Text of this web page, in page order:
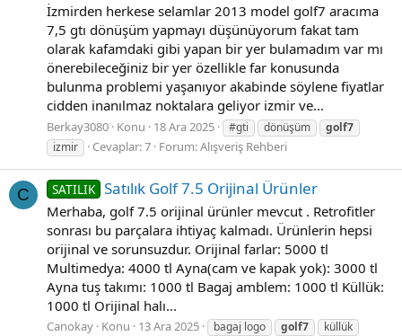
İzmirden herkese selamlar 2013 model golf7 aracıma
7,5 gtı dönüşüm yapmayı düşünüyorum fakat tam
olarak kafamdaki gibi yapan bir yer bulamadım var mı
önerebileceğiniz bir yer özellikle far konusunda
bulunma problemi yaşanıyor akabinde söylene fiyatlar
cidden inanılmaz noktalara geliyor izmir ve...
Berkay3080 Konu 18 Ara 2025 #gti dönüşüm
golf7
izmir
Cevaplar: 7 Forum:Alışveriş Rehberi
C SATILIK Satılık Golf 7.5 Orijinal Ürünler
Merhaba, golf 7.5 orijinal ürünler mevcut . Retrofitler
sonrası bu parçalara ihtiyaç kalmadı. Ürünlerin hepsi
orijinal ve sorunsuzdur. Orijinal farlar: 5000 tl
Multimedya: 4000 tl Ayna(cam ve kapak yok): 3000 tl
Ayna tuş takımı: 1000 tl Bagaj amblem: 1000 tl Küllük:
1000 tl Orijinal halı...
Canokay Konu 13 Ara 2025 bagaj logo golf7
küllük